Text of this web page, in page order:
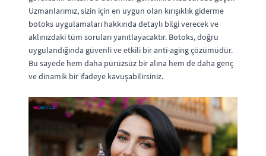
Uzmanlarımız, sizin için en uygun olan kırışıklık giderme
botoks uygulamaları hakkında detaylı bilgi verecek ve
aklınızdaki tüm soruları yanıtlayacaktır. Botoks, doğru
uygulandığında güvenli ve etkili bir anti-aging çözümüdür.
Bu sayede hem daha pürüzsüz bir alına hem de daha genç
ve dinamik bir ifadeye kavuşabilirsiniz.